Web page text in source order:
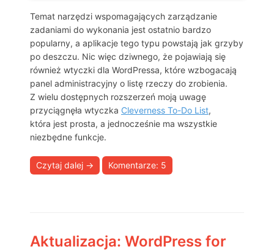
Temat narzędzi wspomagających zarządzanie
zadaniami do wykonania jest ostatnio bardzo
popularny, a aplikacje tego typu powstają jak grzyby
po deszczu. Nic więc dziwnego, że pojawiają się
również wtyczki dla WordPressa, które wzbogacają
panel administracyjny o listę rzeczy do zrobienia.
Z wielu dostępnych rozszerzeń moją uwagę
przyciągnęła wtyczka Cleverness To-Do List,
która jest prosta, a jednocześnie ma wszystkie
niezbędne funkcje.
Czytaj dalej → Komentarze: 5
Aktualizacja: WordPress for